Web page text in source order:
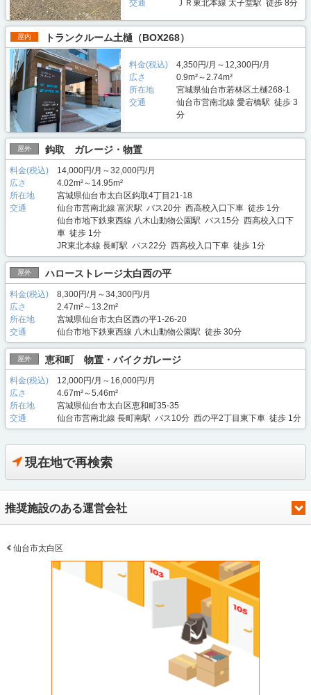
交通 ＪＲ東北本線 太子堂駅 徒歩 8分
屋内 トランクルーム土樋（BOX268）
料金(税込)
4,350円/月～12,300円/月
広さ
0.9m²～2.74m²
所在地
宮城県仙台市若林区土樋268-1
交通
仙台市営南北線 愛宕橋駅 徒歩 3
分
屋外 鈎取 ガレージ・物置
料金(税込)
14,000円/月～32,000円/月
広さ
4.02m²～14.95m²
所在地
宮城県仙台市太白区鈎取4丁目21-18
交通
仙台市営南北線 富沢駅 バス20分 西高校入口下車 徒歩 1分
仙台市地下鉄東西線 八木山動物公園駅 バス15分 西高校入口下
車 徒歩 1分
JR東北本線 長町駅 バス22分 西高校入口下車 徒歩 1分
屋外 ハローストレージ太白西の平
料金(税込)
8,300円/月～34,300円/月
広さ
2.47m²～13.2m²
所在地
宮城県仙台市太白区西の平1-26-20
交通
仙台市地下鉄東西線 八木山動物公園駅 徒歩 30分
屋外 恵和町 物置・バイクガレージ
料金(税込)
12,000円/月～16,000円/月
広さ
4.67m²～5.46m²
所在地
宮城県仙台市太白区恵和町35-35
交通
仙台市営南北線 長町南駅 バス10分 西の平2丁目東下車 徒歩 1分
現在地で再検索
推奨施設のある運営会社
仙台市太白区